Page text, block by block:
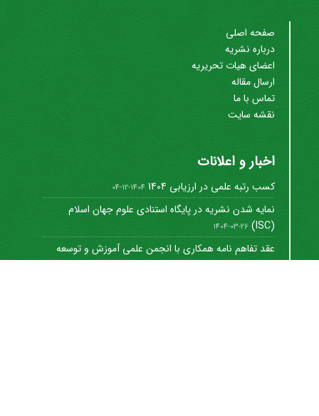
صفحه اصلی
درباره نشریه
اعضای هیات تحریریه
ارسال مقاله
تماس با ما
نقشه سایت
اخبار و اعلانات
کسب رتبه علمی در ارزیابی 1404 1404-12-04
نمایه شدن نشریه در پایگاه استنادی علوم جهان اسلام
(ISC)
1404-03-26
عقد تفاهم نامه همکاری با انجمن علمی آموزش و توسعه
منابع ...